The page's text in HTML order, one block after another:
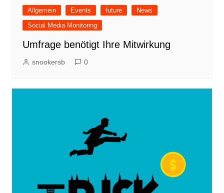
Allgemein Events future
News
Social Media Monitoring
Umfrage benötigt Ihre Mitwirkung
snookersb 0